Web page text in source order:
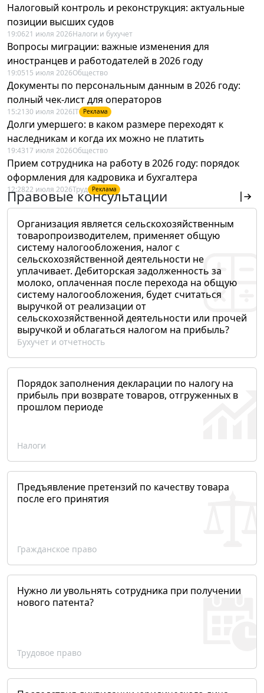
Налоговый контроль и реконструкция: актуальные
позиции высших судов
19:0621 июля 2026Налоги и бухучет
Вопросы миграции: важные изменения для
иностранцев и работодателей в 2026 году
19:0515 июля 2026Общество
Документы по персональным данным в 2026 году:
полный чек-лист для операторов
15:21 30 июля 2026IT Реклама
Долги умершего: в каком размере переходят к
наследникам и когда их можно не платить
19:4317 июля 2026Общество
Прием сотрудника на работу в 2026 году: порядок
оформления для кадровика и бухгалтера
12:2822 июля 2026Труд Реклама
Правовые консультации
Организация является сельскохозяйственным
товаропроизводителем, применяет общую
систему налогообложения, налог с
сельскохозяйственной деятельности не
уплачивает. Дебиторская задолженность за
молоко, оплаченная после перехода на общую
систему налогообложения, будет считаться
выручкой от реализации от
сельскохозяйственной деятельности или прочей
выручкой и облагаться налогом на прибыль?
Бухучет и отчетность
Порядок заполнения декларации по налогу на
прибыль при возврате товаров, отгруженных в
прошлом периоде
Налоги
Предъявление претензий по качеству товара
после его принятия
Гражданское право
Нужно ли увольнять сотрудника при получении
нового патента?
Трудовое право